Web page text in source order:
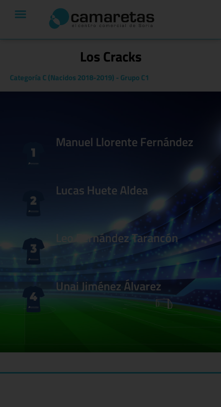
Los Cracks
Categoría C (Nacidos 2018-2019) - Grupo C1
Manuel Llorente Fernández
Lucas Huete Aldea
Leo Fernández Tarancón
Unai Jiménez Álvarez